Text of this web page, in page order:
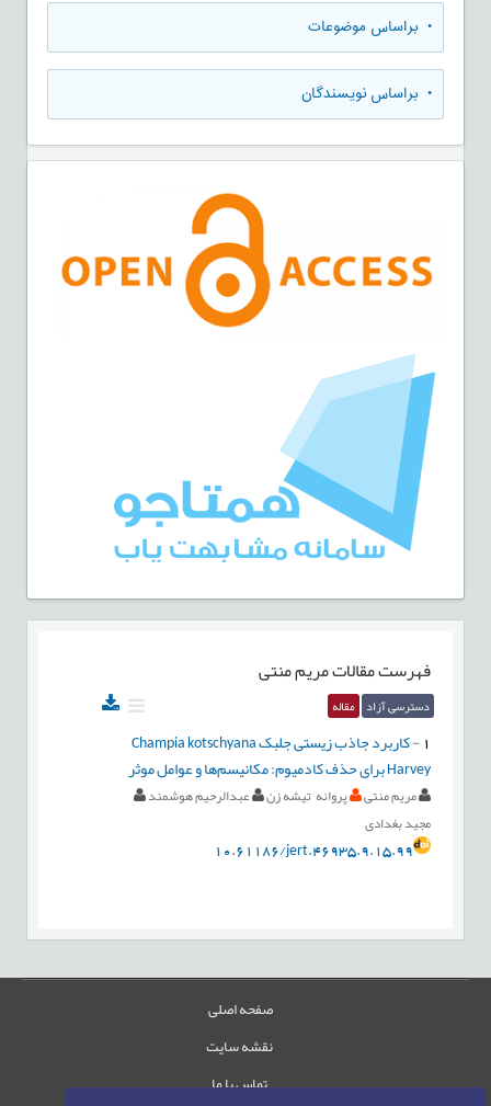
• براساس موضوعات
• براساس نویسندگان
فهرست مقالاتمریم منتی
دسترسی آزاد مقاله
-
کاربرد جاذب زیستی جلبک Champia kotschyana
Harvey برای حذف کادمیوم: مکانیسم‌ها و عوامل موثر
مریم منتی پروانه تیشه زن
عبدالرحیم هوشمند
مجید بغدادی
10.61186/jert.46935.9.15.99
صفحه اصلی
نقشه سایت
تماس با ما